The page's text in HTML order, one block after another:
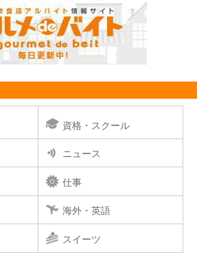
資格・スクール
ニュース
仕事
海外・英語
スイーツ